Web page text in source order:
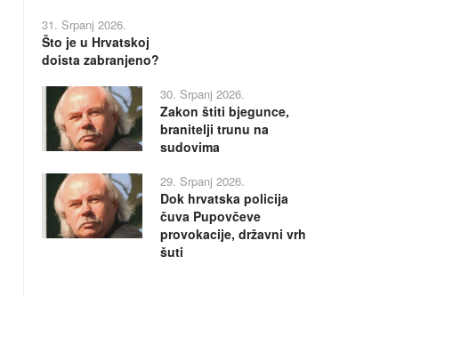
31. Srpanj 2026.
Što je u Hrvatskoj
doista zabranjeno?
30. Srpanj 2026.
Zakon štiti bjegunce,
branitelji trunu na
sudovima
29. Srpanj 2026.
Dok hrvatska policija
čuva Pupovčeve
provokacije, državni vrh
šuti